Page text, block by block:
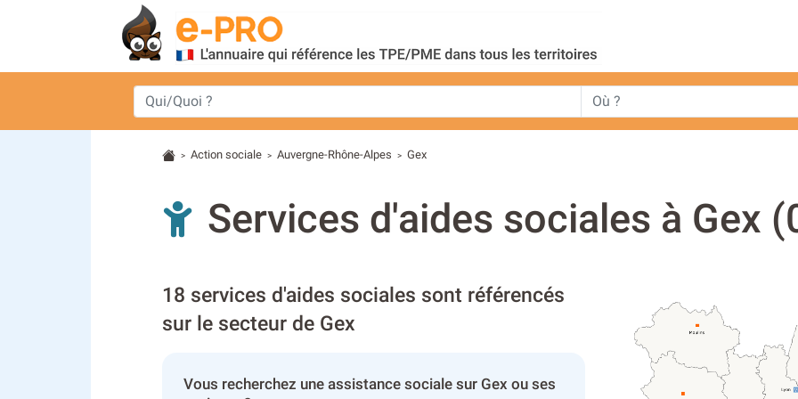
> Action sociale > Auvergne-Rhône-Alpes > Gex
Services d'aides sociales à Gex
18 services d'aides sociales sont référencés
sur le secteur de Gex
Vous recherchez une assistance sociale sur Gex ou ses